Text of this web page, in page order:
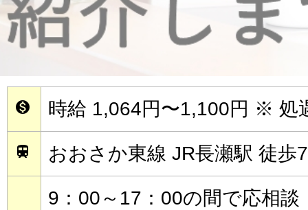
 時給 1,064円〜1,100円 ※ 処
 おおさか東線 JR長瀬駅 徒歩
9：00～17：00の間で応相談